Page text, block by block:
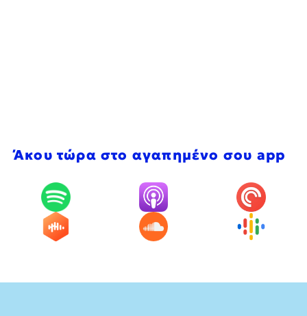
Άκου τώρα στο αγαπημένο σου app